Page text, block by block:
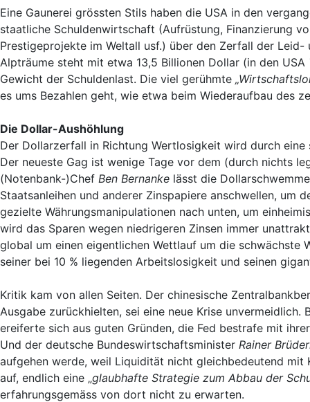
Eine Gaunerei grössten Stils haben die USA in den
staatliche Schuldenwirtschaft (Aufrüstung, Finanzierung
Prestigeprojekte im Weltall usf.) über den Zerfall der
Alpträume steht mit etwa 13,5 Billionen Dollar (in den USA
Gewicht der Schuldenlast. Die viel gerühmte
es ums Bezahlen geht, wie etwa beim Wiederaufbau des
Die Dollar-Aushöhlung
Der Dollarzerfall in Richtung Wertlosigkeit wird durch
Der neueste Gag ist wenige Tage vor dem (durch nichts
(Notenbank-)Chef Ben Bernanke lässt die
Staatsanleihen und anderer Zinspapiere anschwellen, um
gezielte Währungsmanipulationen nach unten, um
wird das Sparen wegen niedrigeren Zinsen immer
global um einen eigentlichen Wettlauf um die schwächste
seiner bei 10 % liegenden Arbeitslosigkeit und seinen
Kritik kam von allen Seiten. Der chinesische
Ausgabe zurückhielten, sei eine neue Krise
ereiferte sich aus guten Gründen, die Fed bestrafe mit
Und der deutsche Bundeswirtschaftsminister Rainer
aufgehen werde, weil Liquidität nicht gleichbedeutend mit
auf, endlich eine „glaubhafte Strategie zum Abbau der
erfahrungsgemäss von dort nicht zu erwarten.